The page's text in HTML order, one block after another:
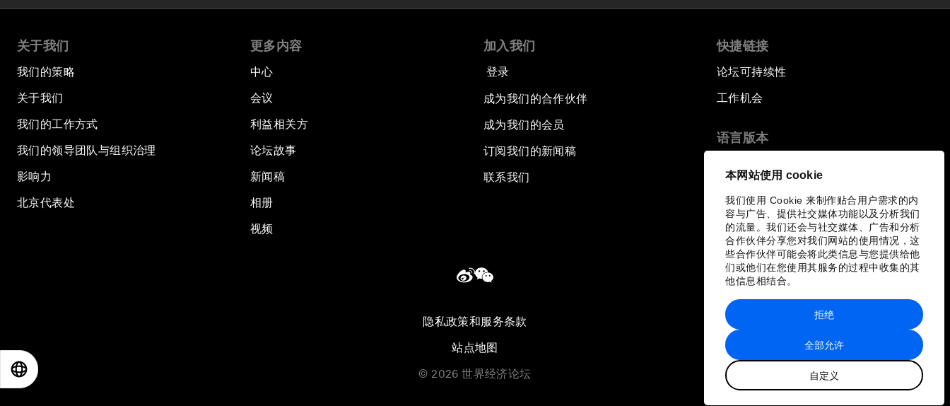
本网站使用 cookie
我们使用 Cookie 来制作贴合用户需求的内
容与广告、提供社交媒体功能以及分析我们
的流量。我们还会与社交媒体、广告和分析
合作伙伴分享您对我们网站的使用情况，这
些合作伙伴可能会将此类信息与您提供给他
们或他们在您使用其服务的过程中收集的其
他信息相结合。
全部允许
自定义
拒绝
关于我们
我们的策略
关于我们
我们的工作方式
我们的领导团队与组织治理
影响力
北京代表处
更多内容
中心
会议
利益相关方
论坛故事
新闻稿
相册
视频
加入我们
登录
成为我们的合作伙伴
成为我们的会员
订阅我们的新闻稿
联系我们
快捷链接
论坛可持续性
工作机会
语言版本
隐私政策和服务条款
站点地图
© 2026 世界经济论坛